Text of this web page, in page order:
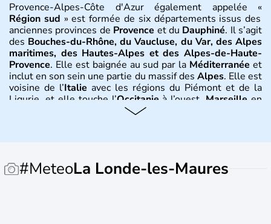
Provence-Alpes-Côte d'Azur également appelée «
Région sud » est formée de six départements issus des
anciennes provinces de Provence et du Dauphiné. Il s’agit
des Bouches-du-Rhône, du Vaucluse, du Var, des Alpes
maritimes, des Hautes-Alpes et des Alpes-de-Haute-
Provence. Elle est baignée au sud par la Méditerranéeet
inclut en son sein une partie du massif des Alpes. Elle est
voisine de l’Italie avec les régions du Piémont et de la
Ligurie, et elle touche l’Occitanie à l’ouest. Marseille en
Nice, Cannes, Saint-Tropez, Toulon,
des Alpes.
#MeteoLa Londe-les-Maures